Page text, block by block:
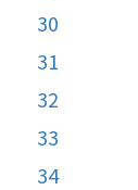
30
31
32
33
34